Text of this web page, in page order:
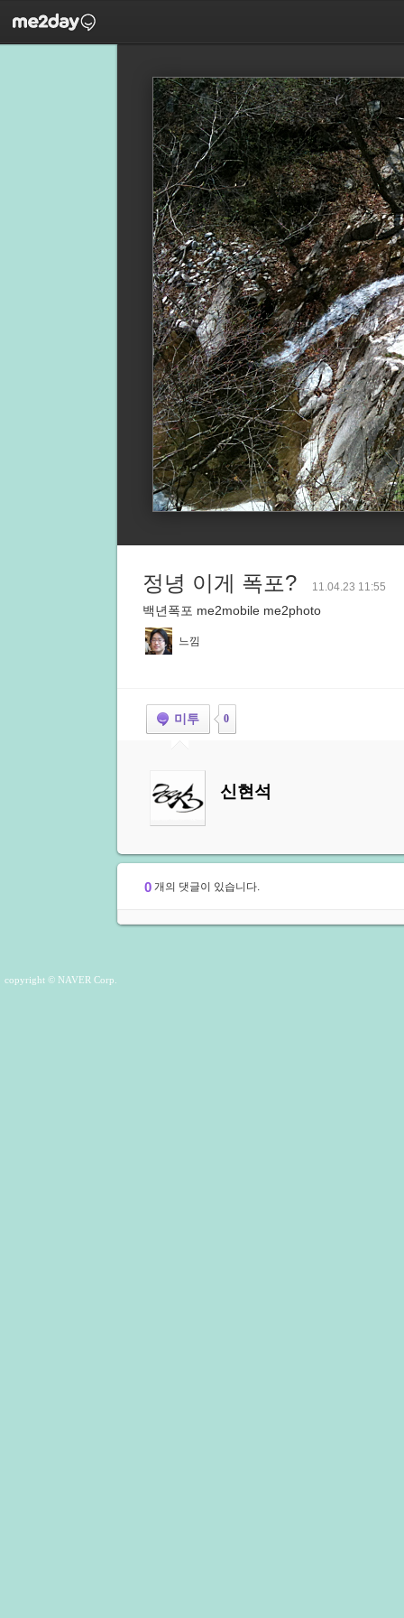
정녕 이게 폭포? 11.04.23 11:55
백년폭포 me2mobile me2photo
느낌
미투 0
신현석
0 개의 댓글이 있습니다.
copyright © NAVER Corp.